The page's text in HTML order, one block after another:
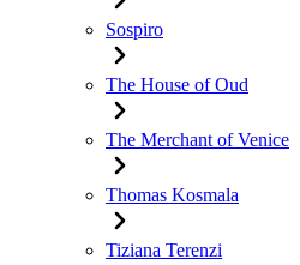
Sospiro
The House of Oud
The Merchant of Venice
Thomas Kosmala
Tiziana Terenzi